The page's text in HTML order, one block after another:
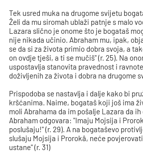
Tek usred muka na drugome svijetu
Želi da mu siromah ublaži patnje s malo
Lazara slično je onome što je bogataš
nije nikada učinio. Abraham mu, ipak,
se da si za života primio dobra svoja, a
on ovdje tješi, a ti se mučiš" (r. 25). Na
uspostavlja stanovita pravednost i
doživljenih za života i dobra na drugome
Prispodoba se nastavlja i dalje kako bi
kršćanima. Naime, bogataš koji još ima
moli Abrahama da im pošalje Lazara da
Abraham odgovara: "Imaju Mojsija i
poslušaju!" (r. 29). A na bogataševo
slušaju Mojsija i Prorokâ, neće
ustane" (r. 31)